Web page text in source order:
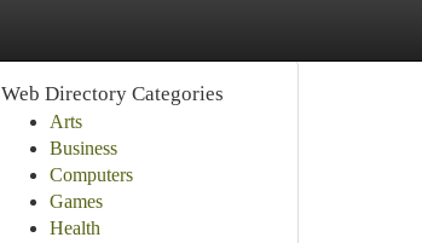
Web Directory Categories
Arts
Business
Computers
Games
Health